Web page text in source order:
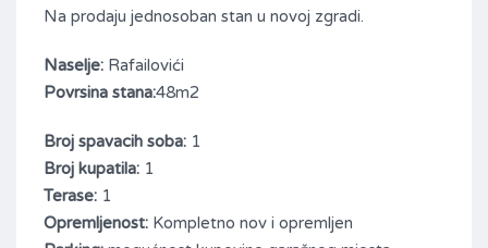
Na prodaju jednosoban stan u novoj zgradi.
Naselje: Rafailovići
Povrsina stana:48m2
Broj spavacih soba: 1
Broj kupatila: 1
Terase: 1
Opremljenost: Kompletno nov i opremljen